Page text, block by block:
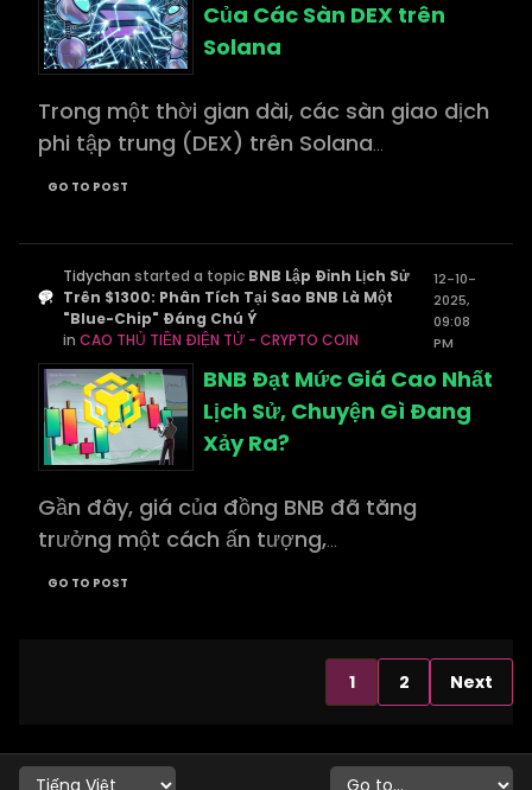
Của Các Sàn DEX trên
Solana
Trong một thời gian dài, các sàn giao dịch
phi tập trung (DEX) trên Solana...
GO TO POST
Tidychan started a topic BNB Lập Đỉnh Lịch Sử
Trên $1300: Phân Tích Tại Sao BNB Là Một
"Blue-Chip" Đáng Chú Ý
inCAO THỦ TIỀN ĐIỆN TỬ - CRYPTO COIN
12-10-
2025,
09:08
PM
BNB Đạt Mức Giá Cao Nhất
Lịch Sử, Chuyện Gì Đang
Xảy Ra?
Gần đây, giá của đồng BNB đã tăng
trưởng một cách ấn tượng,...
GO TO POST
1 2 Next